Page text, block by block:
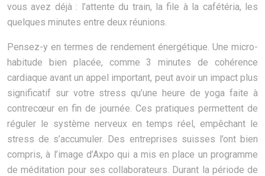
vous avez déjà : l’attente du train, la file à la cafétéria, les
quelques minutes entre deux réunions.
Pensez-y en termes de rendement énergétique. Une micro-
habitude bien placée, comme 3 minutes de cohérence
cardiaque avant un appel important, peut avoir un impact plus
significatif sur votre stress qu’une heure de yoga faite à
contrecœur en fin de journée. Ces pratiques permettent de
réguler le système nerveux en temps réel, empêchant le
stress de s’accumuler. Des entreprises suisses l’ont bien
compris, à l’image d’Axpo qui a mis en place un programme
de méditation pour ses collaborateurs. Durant la période de